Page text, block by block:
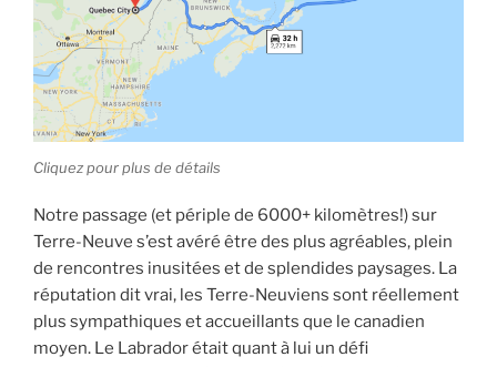
Cliquez pour plus de détails
Notre passage (et périple de 6000+ kilomètres!) sur
Terre-Neuve s’est avéré être des plus agréables, plein
de rencontres inusitées et de splendides paysages. La
réputation dit vrai, les Terre-Neuviens sont réellement
plus sympathiques et accueillants que le canadien
moyen. Le Labrador était quant à lui un défi